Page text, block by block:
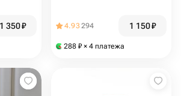
1 350₽ 4.93294 1 150₽
288 ₽ × 4 платежа